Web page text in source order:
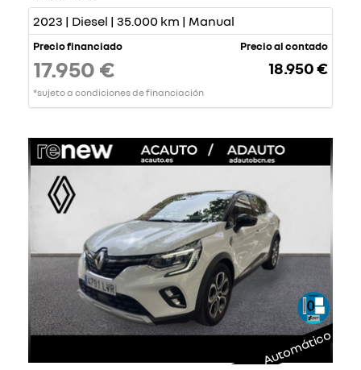
2023 | Diesel | 35.000 km | Manual
Precio financiado
17.950 €
*sujeto a condiciones de financiación
Precio al contado
18.950 €
Automático